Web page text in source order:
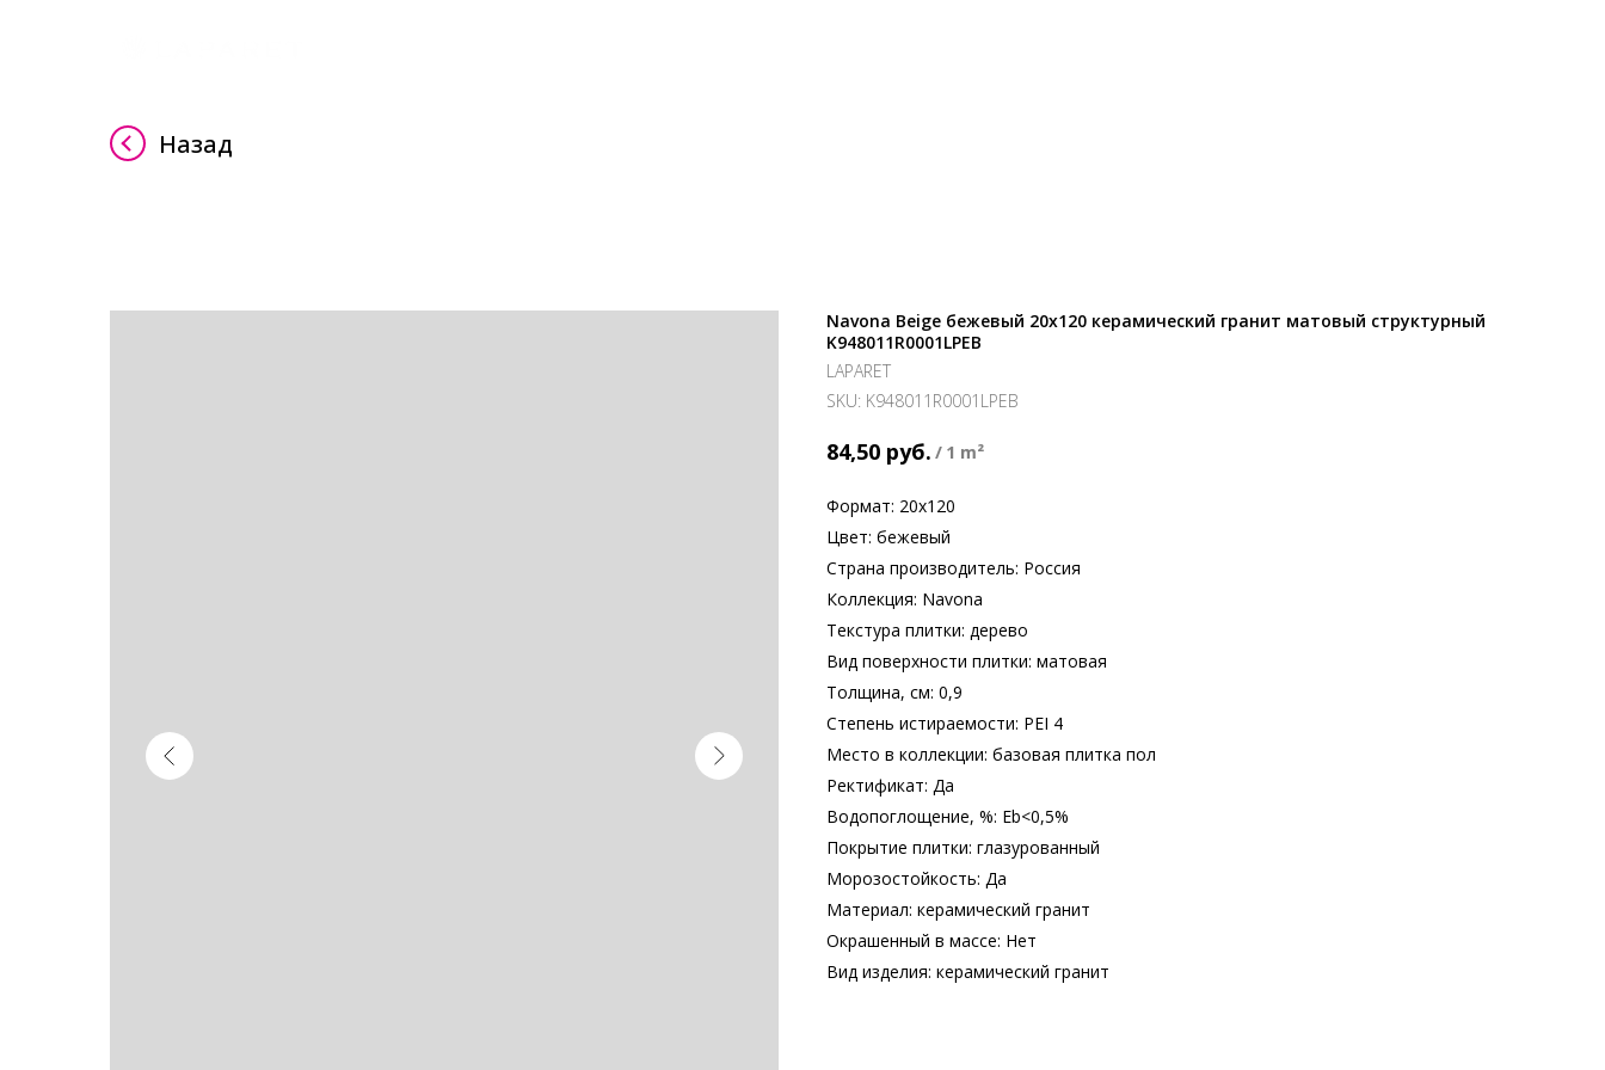
Назад
Navona Beige бежевый 20x120 керамический гранит матовый структурный
K948011R0001LPEB
LAPARET
SKU: K948011R0001LPEB
84,50 руб. / 1 m²
Формат: 20х120
Цвет: бежевый
Страна производитель: Россия
Коллекция: Navona
Текстура плитки: дерево
Вид поверхности плитки: матовая
Толщина, см: 0,9
Степень истираемости: PEI 4
Место в коллекции: базовая плитка пол
Ректификат: Да
Водопоглощение, %: Еb<0,5%
Покрытие плитки: глазурованный
Морозостойкость: Да
Материал: керамический гранит
Окрашенный в массе: Нет
Вид изделия: керамический гранит